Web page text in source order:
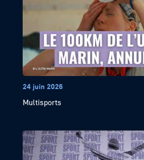
24 juin 2026
Multisports